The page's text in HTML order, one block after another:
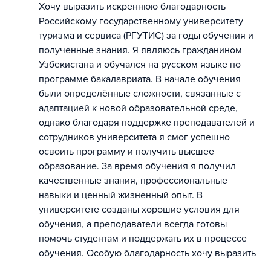
Хочу выразить искреннюю благодарность
Российскому государственному университету
туризма и сервиса (РГУТИС) за годы обучения и
полученные знания. Я являюсь гражданином
Узбекистана и обучался на русском языке по
программе бакалавриата. В начале обучения
были определённые сложности, связанные с
адаптацией к новой образовательной среде,
однако благодаря поддержке преподавателей и
сотрудников университета я смог успешно
освоить программу и получить высшее
образование. За время обучения я получил
качественные знания, профессиональные
навыки и ценный жизненный опыт. В
университете созданы хорошие условия для
обучения, а преподаватели всегда готовы
помочь студентам и поддержать их в процессе
обучения. Особую благодарность хочу выразить